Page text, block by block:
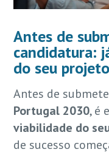
Antes de
candidatura:
do seu
Antes de
Portugal 2030, é
viabilidade do
de sucesso